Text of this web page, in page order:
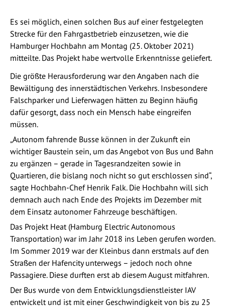
Es sei möglich, einen solchen Bus auf einer festgelegten
Strecke für den Fahrgastbetrieb einzusetzen, wie die
Hamburger Hochbahn am Montag (25. Oktober 2021)
mitteilte. Das Projekt habe wertvolle Erkenntnisse geliefert.
Die größte Herausforderung war den Angaben nach die
Bewältigung des innerstädtischen Verkehrs. Insbesondere
Falschparker und Lieferwagen hätten zu Beginn häufig
dafür gesorgt, dass noch ein Mensch habe eingreifen
müssen.
„Autonom fahrende Busse können in der Zukunft ein
wichtiger Baustein sein, um das Angebot von Bus und Bahn
zu ergänzen – gerade in Tagesrandzeiten sowie in
Quartieren, die bislang noch nicht so gut erschlossen sind“,
sagte Hochbahn-Chef Henrik Falk. Die Hochbahn will sich
demnach auch nach Ende des Projekts im Dezember mit
dem Einsatz autonomer Fahrzeuge beschäftigen.
Das Projekt Heat (Hamburg Electric Autonomous
Transportation) war im Jahr 2018 ins Leben gerufen worden.
Im Sommer 2019 war der Kleinbus dann erstmals auf den
Straßen der Hafencity unterwegs – jedoch noch ohne
Passagiere. Diese durften erst ab diesem August mitfahren.
Der Bus wurde von dem Entwicklungsdienstleister IAV
entwickelt und ist mit einer Geschwindigkeit von bis zu 25